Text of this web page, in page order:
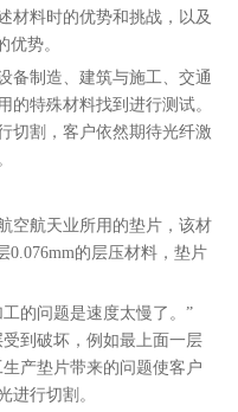
材料时的优势和挑战，以及
优势。
备制造、建筑与施工、交通
的特殊材料找到进行测试。
切割，客户依然期待光纤激
空航天业所用的垫片，该材
0.076mm的层压材料，垫片
的问题是速度太慢了。”
到破坏，例如最上面一层
产垫片带来的问题使客户
进行切割。